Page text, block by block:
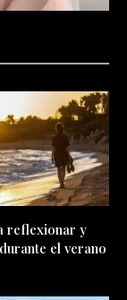
reflexionar y
el verano